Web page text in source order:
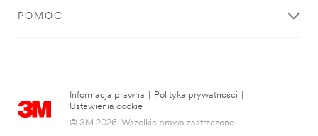
POMOC
Informacja prawna Polityka prywatności
Ustawienia cookie
© 3M 2026. Wszelkie prawa zastrzeżone.